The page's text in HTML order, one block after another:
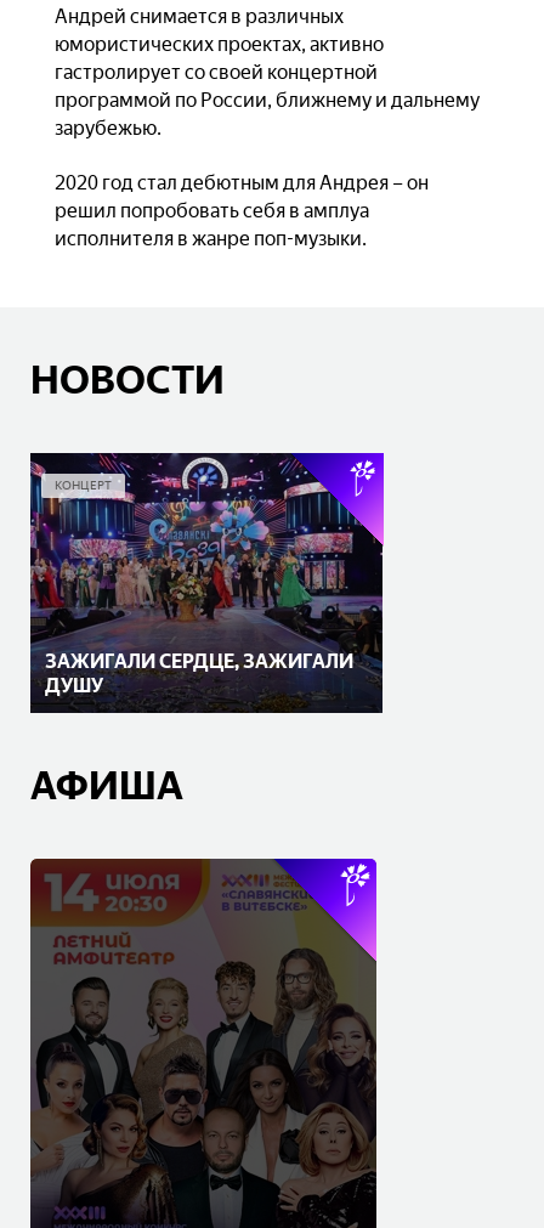
Андрей снимается в различных
юмористических проектах, активно
гастролирует со своей концертной
программой по России, ближнему и дальнему
зарубежью.
2020 год стал дебютным для Андрея – он
решил попробовать себя в амплуа
исполнителя в жанре поп-музыки.
НОВОСТИ
КОНЦЕРТ
ЗАЖИГАЛИ СЕРДЦЕ, ЗАЖИГАЛИ
ДУШУ
АФИША